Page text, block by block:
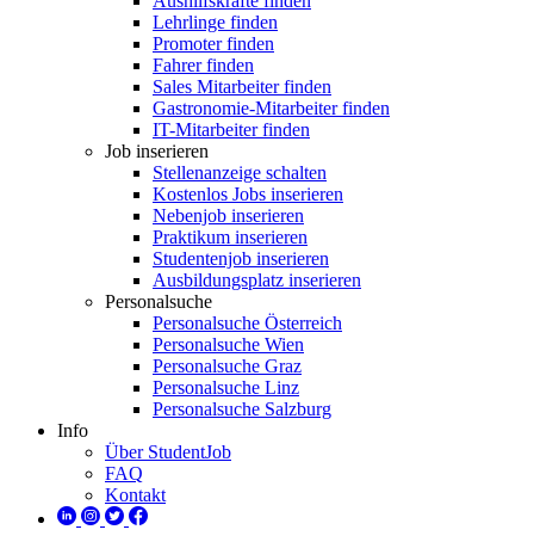
Lehrlinge finden
Promoter finden
Fahrer finden
Sales Mitarbeiter finden
Gastronomie-Mitarbeiter finden
IT-Mitarbeiter finden
Job inserieren
Stellenanzeige schalten
Kostenlos Jobs inserieren
Nebenjob inserieren
Praktikum inserieren
Studentenjob inserieren
Ausbildungsplatz inserieren
Personalsuche
Personalsuche Österreich
Personalsuche Wien
Personalsuche Graz
Personalsuche Linz
Personalsuche Salzburg
Info
Über StudentJob
FAQ
Kontakt